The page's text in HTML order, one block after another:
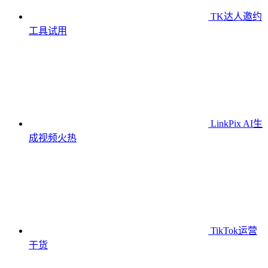
TK达人邀约
工具试用
LinkPix AI生
成视频火热
TikTok运营
干货